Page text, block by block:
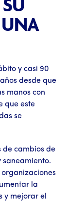
UNA
y casi 90
desde que
manos con
que este
se
de cambios de
organizaciones
la
y mejorar el